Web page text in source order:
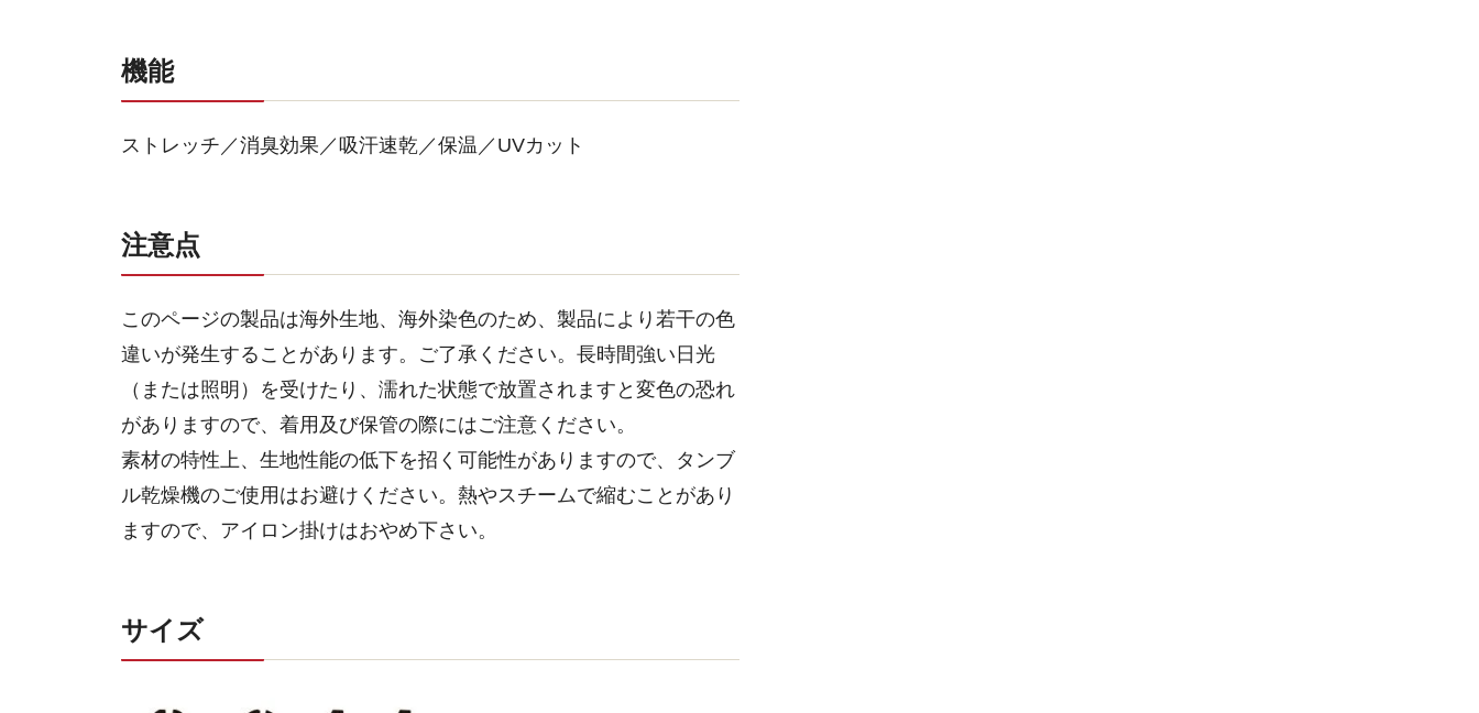
機能
ストレッチ／消臭効果／吸汗速乾／保温／UVカット
注意点
このページの製品は海外生地、海外染色のため、製品により若干の色
違いが発生することがあります。ご了承ください。長時間強い日光
（または照明）を受けたり、濡れた状態で放置されますと変色の恐れ
がありますので、着用及び保管の際にはご注意ください。
素材の特性上、生地性能の低下を招く可能性がありますので、タンブ
ル乾燥機のご使用はお避けください。熱やスチームで縮むことがあり
ますので、アイロン掛けはおやめ下さい。
サイズ